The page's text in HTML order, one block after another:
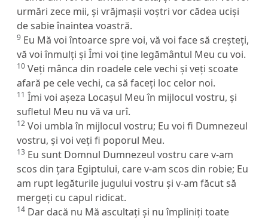
urmări zece mii, și vrăjmașii voștri vor cădea uciși
de sabie înaintea voastră.
9 Eu Mă voi întoarce spre voi, vă voi face să creșteți,
vă voi înmulți și Îmi voi ține legământul Meu cu voi.
10 Veți mânca din roadele cele vechi și veți scoate
afară pe cele vechi, ca să faceți loc celor noi.
11 Îmi voi așeza Locașul Meu în mijlocul vostru, și
sufletul Meu nu vă va urî.
12 Voi umbla în mijlocul vostru; Eu voi fi Dumnezeul
vostru, și voi veți fi poporul Meu.
13 Eu sunt Domnul Dumnezeul vostru care v-am
scos din țara Egiptului, care v-am scos din robie; Eu
am rupt legăturile jugului vostru și v-am făcut să
mergeți cu capul ridicat.
14 Dar dacă nu Mă ascultați și nu împliniți toate